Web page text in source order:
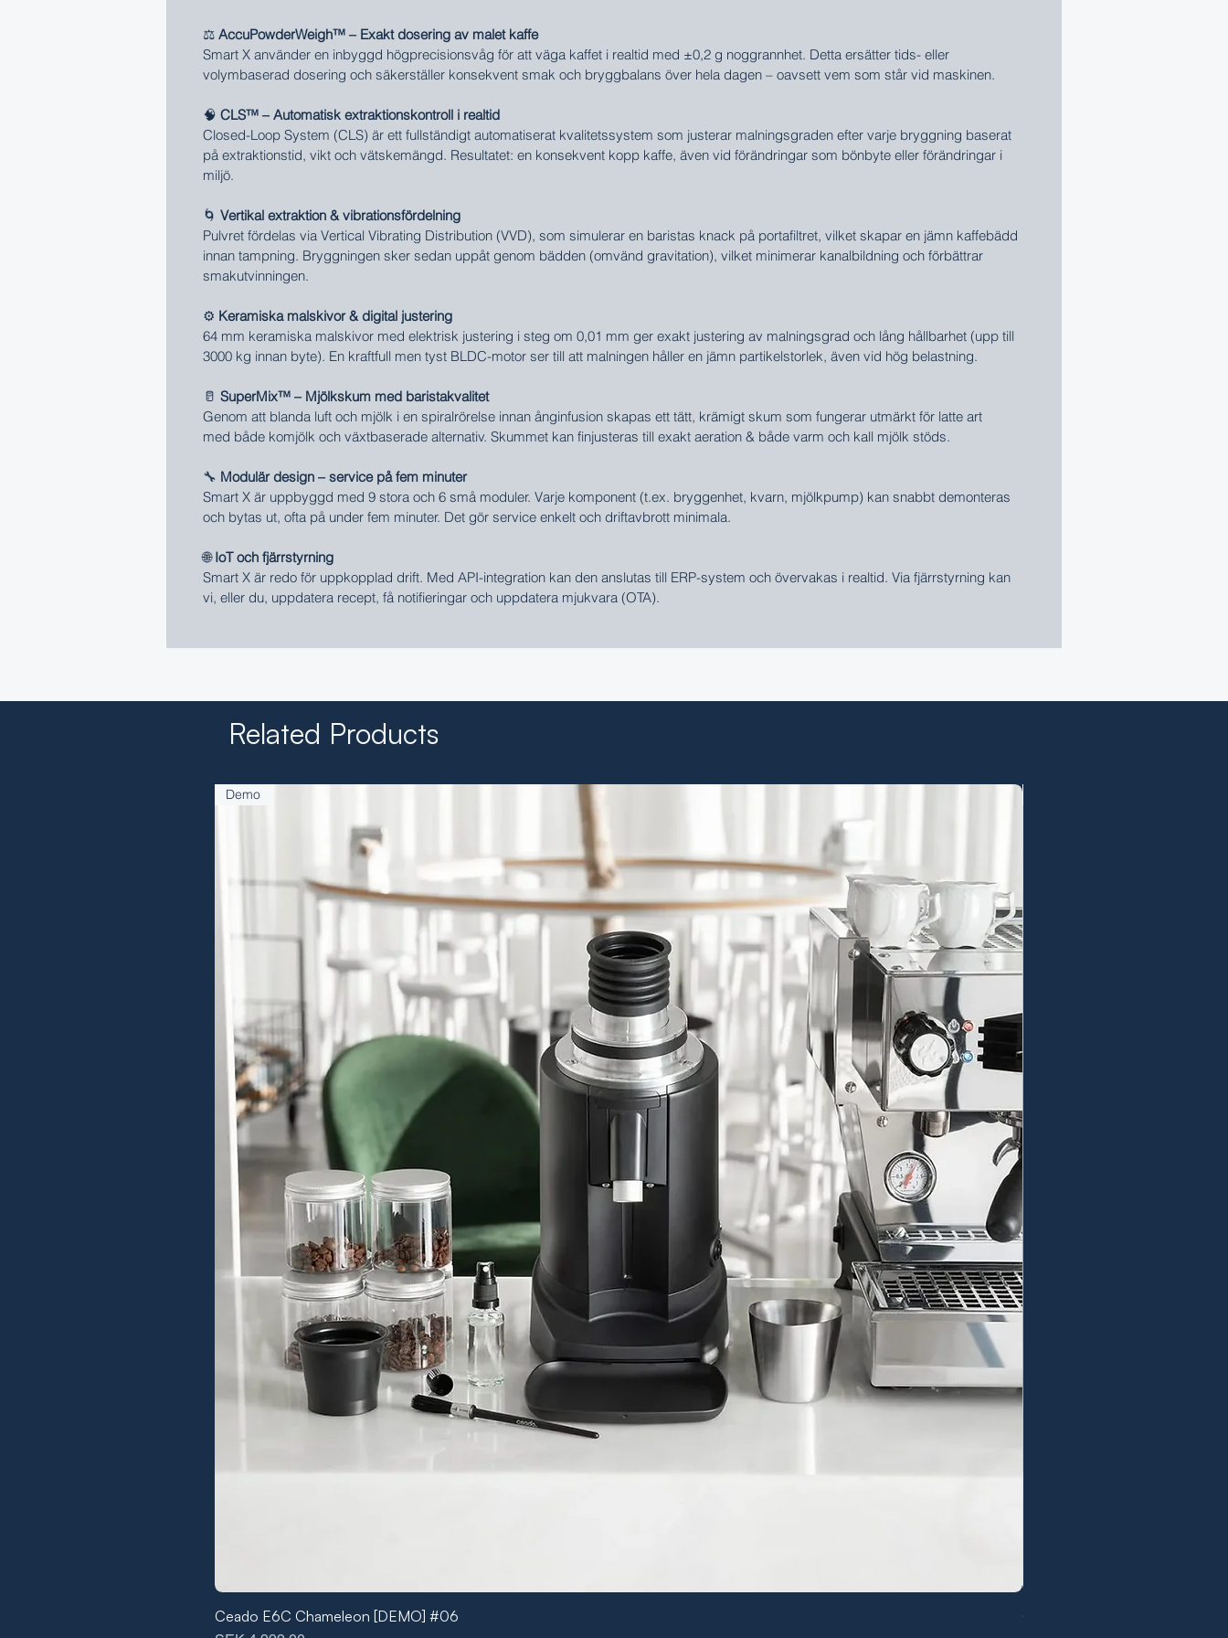
⚖️ AccuPowderWeigh™ – Exakt dosering av malet kaffe
Smart X använder en inbyggd högprecisionsvåg för att väga kaffet i realtid med ±0,2 g noggrannhet. Detta ersätter tids- eller
volymbaserad dosering och säkerställer konsekvent smak och bryggbalans över hela dagen – oavsett vem som står vid maskinen.
🧠 CLS™ – Automatisk extraktionskontroll i realtid
Closed-Loop System (CLS) är ett fullständigt automatiserat kvalitetssystem som justerar malningsgraden efter varje bryggning baserat
på extraktionstid, vikt och vätskemängd. Resultatet: en konsekvent kopp kaffe, även vid förändringar som bönbyte eller förändringar i
miljö.
🌀 Vertikal extraktion & vibrationsfördelning
Pulvret fördelas via Vertical Vibrating Distribution (VVD), som simulerar en baristas knack på portafiltret, vilket skapar en jämn kaffebädd
innan tampning. Bryggningen sker sedan uppåt genom bädden (omvänd gravitation), vilket minimerar kanalbildning och förbättrar
smakutvinningen.
⚙️ Keramiska malskivor & digital justering
64 mm keramiska malskivor med elektrisk justering i steg om 0,01 mm ger exakt justering av malningsgrad och lång hållbarhet (upp till
3000 kg innan byte). En kraftfull men tyst BLDC-motor ser till att malningen håller en jämn partikelstorlek, även vid hög belastning.
🥛 SuperMix™ – Mjölkskum med baristakvalitet
Genom att blanda luft och mjölk i en spiralrörelse innan ånginfusion skapas ett tätt, krämigt skum som fungerar utmärkt för latte art
med både komjölk och växtbaserade alternativ. Skummet kan finjusteras till exakt aeration & både varm och kall mjölk stöds.
🔧 Modulär design – service på fem minuter
Smart X är uppbyggd med 9 stora och 6 små moduler. Varje komponent (t.ex. bryggenhet, kvarn, mjölkpump) kan snabbt demonteras
och bytas ut, ofta på under fem minuter. Det gör service enkelt och driftavbrott minimala.
🌐IoT och fjärrstyrning
Smart X är redo för uppkopplad drift. Med API-integration kan den anslutas till ERP-system och övervakas i realtid. Via fjärrstyrning kan
vi, eller du, uppdatera recept, få notifieringar och uppdatera mjukvara (OTA).
Related Products
Demo
Ceado E6C Chameleon [DEMO] #06